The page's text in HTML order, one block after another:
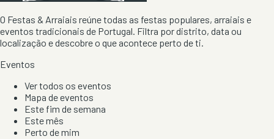
O Festas & Arraiais reúne todas as festas populares, arraiais e
eventos tradicionais de Portugal. Filtra por distrito, data ou
localização e descobre o que acontece perto de ti.
Eventos
Ver todos os eventos
Mapa de eventos
Este fim de semana
Este mês
Perto de mim